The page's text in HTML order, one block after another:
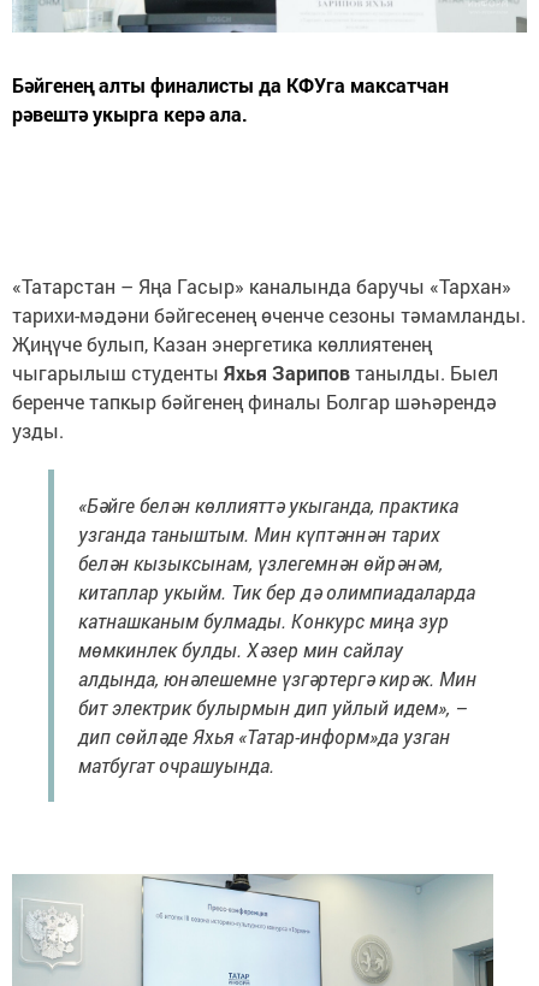
Бәйгенең алты финалисты да КФУга максатчан
рәвештә укырга керә ала.
«Татарстан – Яңа Гасыр» каналында баручы «Тархан»
тарихи-мәдәни бәйгесенең өченче сезоны тәмамланды.
Җиңүче булып, Казан энергетика көллиятенең
чыгарылыш студенты Яхья Зариповтанылды. Быел
беренче тапкыр бәйгенең финалы Болгар шәһәрендә
узды.
«Бәйге белән көллияттә укыганда, практика
узганда таныштым. Мин күптәннән тарих
белән кызыксынам, үзлегемнән өйрәнәм,
китаплар укыйм. Тик бер дә олимпиадаларда
катнашканым булмады. Конкурс миңа зур
мөмкинлек булды. Хәзер мин сайлау
алдында, юнәлешемне үзгәртергә кирәк. Мин
бит электрик булырмын дип уйлый идем», –
дип сөйләде Яхья «Татар-информ»да узган
матбугат очрашуында.